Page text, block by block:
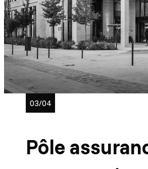
Aix-en-Provenceintervient ainsi
des problématiques
immobilières et indemnitaires,
approche globale des dossiers
responsabilités peuvent être
simultanément. Cette
l’une des forces historiques du
03/04
Pôle